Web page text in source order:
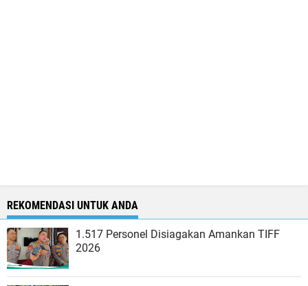
REKOMENDASI UNTUK ANDA
1.517 Personel Disiagakan Amankan TIFF
2026